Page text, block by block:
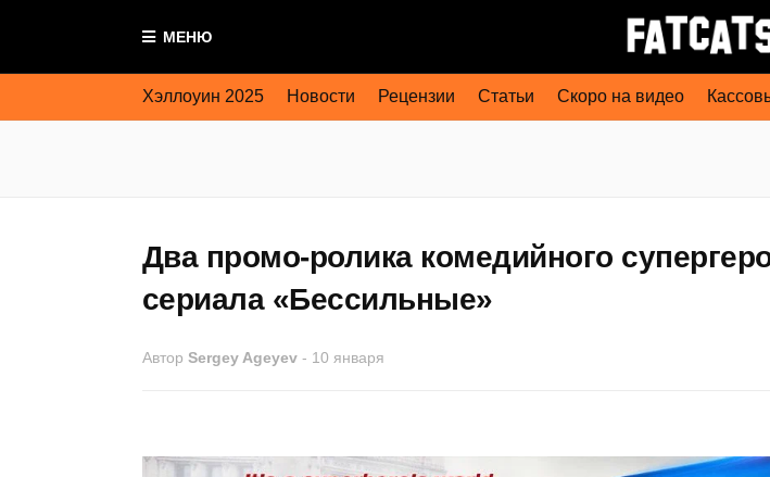
МЕНЮ
Хэллоуин 2025 Новости Рецензии Статьи Скоро на видео
Два промо-ролика комедийного
сериала «Бессильные»
Автор Sergey Ageyev - 10 января